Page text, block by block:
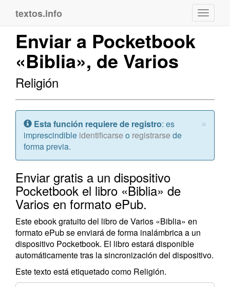
textos.info
Enviar a Pocketbook
«Biblia», de Varios
Religión
×
Atención:
Esta función requiere de registro: es
imprescindible identificarse o registrarse de
forma previa.
Enviar gratis a un dispositivo
Pocketbook el libro «Biblia» de
Varios en formato ePub.
Este ebook gratuito del libro de Varios «Biblia» en
formato ePub se enviará de forma inalámbrica a un
dispositivo Pocketbook. El libro estará disponible
automáticamente tras la sincronización del dispositivo.
Este texto está etiquetado como Religión.